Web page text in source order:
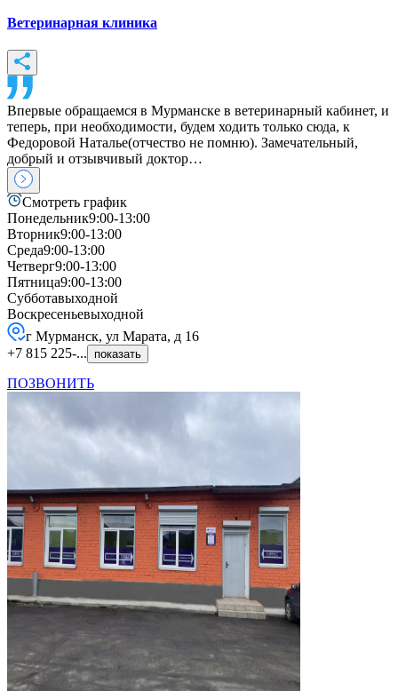
Ветеринарная клиника
Впервые обращаемся в Мурманске в ветеринарный кабинет, и
теперь, при необходимости, будем ходить только сюда, к
Федоровой Наталье(отчество не помню). Замечательный,
добрый и отзывчивый доктор…
Смотреть график
Понедельник9:00-13:00
Вторник9:00-13:00
Среда9:00-13:00
Четверг9:00-13:00
Пятница9:00-13:00
Субботавыходной
Воскресеньевыходной
г Мурманск, ул Марата, д 16
+7 815 225-...
показать
ПОЗВОНИТЬ